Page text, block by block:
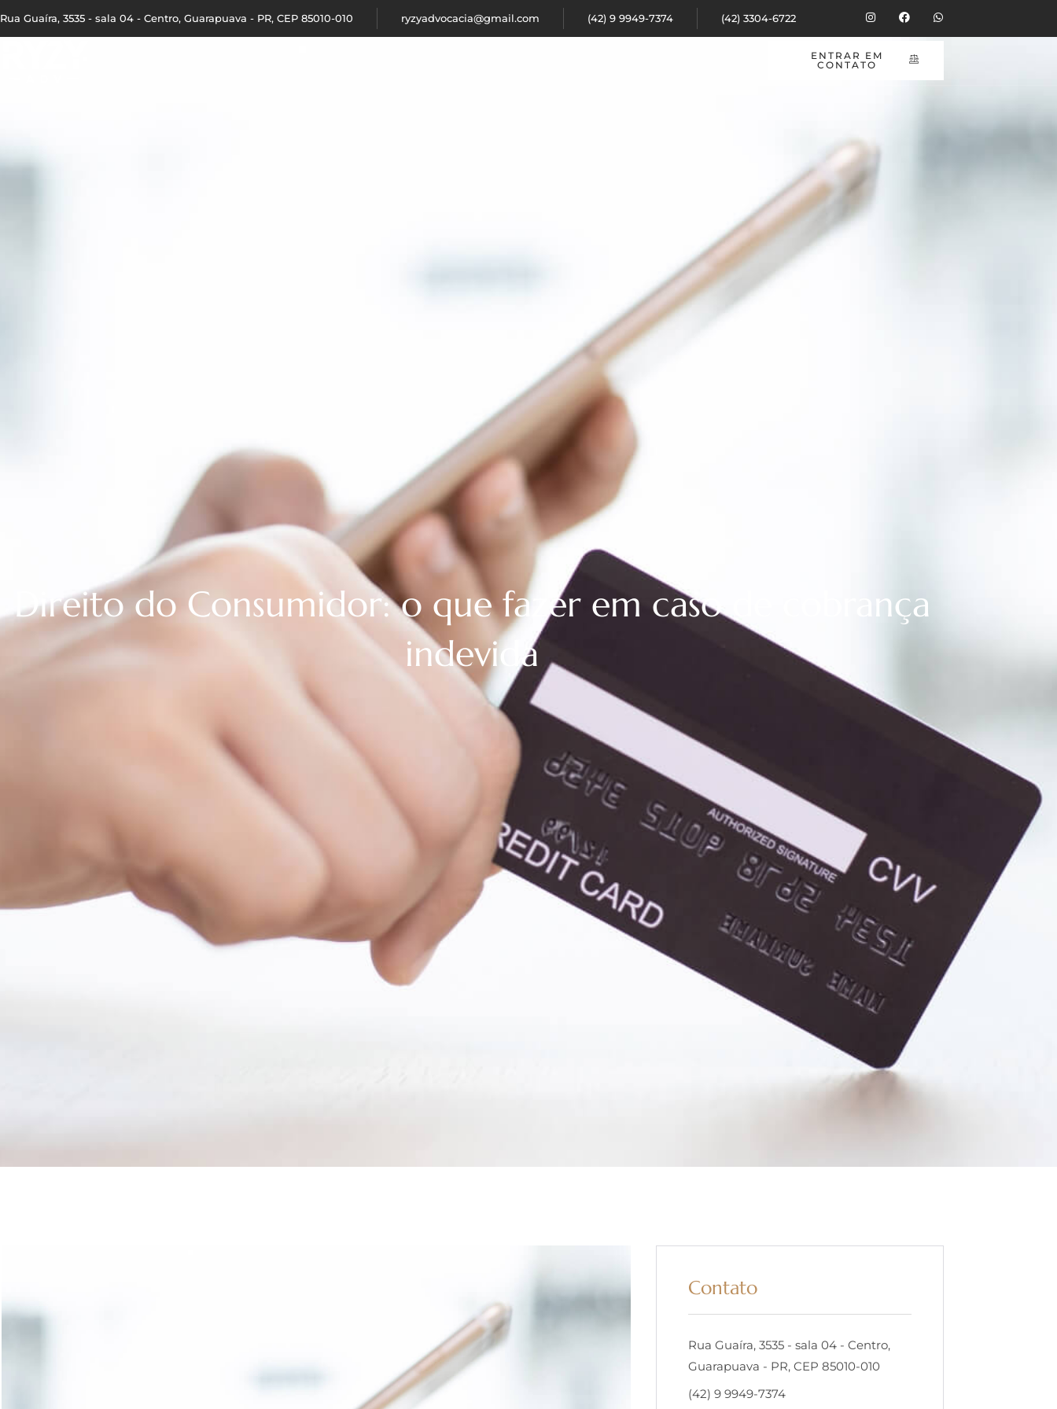
Rua Guaíra, 3535 - sala 04 - Centro, Guarapuava - PR, CEP 85010-010 ryzyadvocacia@gmail.com (42) 9 9949-7374 (42) 3304-6722
ENTRAR EM
CONTATO
Direito do Consumidor: o que fazer em caso de cobrança
indevida
Contato
Rua Guaíra, 3535 - sala 04 - Centro,
Guarapuava - PR, CEP 85010-010
(42) 9 9949-7374